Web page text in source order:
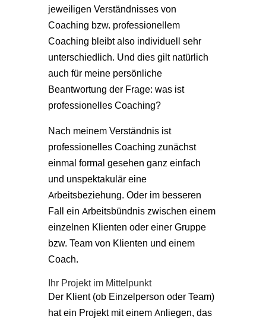
jeweiligen Verständnisses von
Coaching bzw. professionellem
Coaching bleibt also individuell sehr
unterschiedlich. Und dies gilt natürlich
auch für meine persönliche
Beantwortung der Frage: was ist
professionelles Coaching?
Nach meinem Verständnis ist
professionelles Coaching zunächst
einmal formal gesehen ganz einfach
und unspektakulär eine
Arbeitsbeziehung. Oder im besseren
Fall ein Arbeitsbündnis zwischen einem
einzelnen Klienten oder einer Gruppe
bzw. Team von Klienten und einem
Coach.
Ihr Projekt im Mittelpunkt
Der Klient (ob Einzelperson oder Team)
hat ein Projekt mit einem Anliegen, das